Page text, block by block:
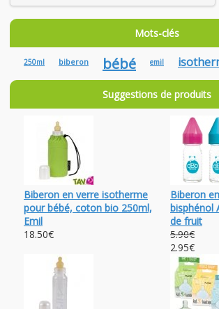
Mots-clés
250ml biberon bébé emil
Suggestions de produits
Biberon en verre isotherme
pour bébé, coton bio 250ml,
Emil
18.50€
Biberon
bisphénol
de fruit
5.90€
2.95€